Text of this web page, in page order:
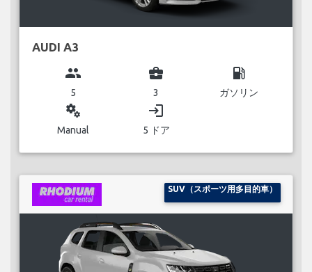
AUDI A3
group
5
business_center
3
local_gas_station
ガソリン
miscellaneous_services
Manual
login
5 ドア
SUV（スポーツ用多目的車）